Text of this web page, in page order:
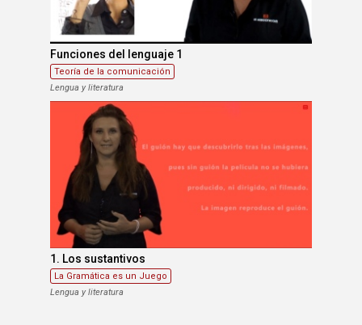
Funciones del lenguaje 1
Teoría de la comunicación
Lengua y literatura
1. Los sustantivos
La Gramática es un Juego
Lengua y literatura